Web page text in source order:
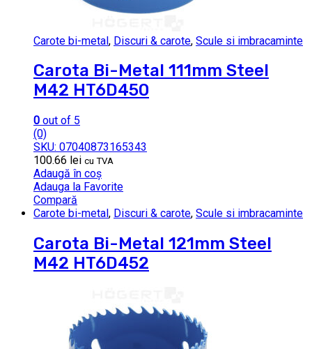
Carote bi-metal, Discuri & carote, Scule si imbracaminte
Carota Bi-Metal 111mm Steel
M42 HT6D450
0 out of 5
(0)
SKU: 07040873165343
100.66 lei cu TVA
Adaugă în coș
Adauga la Favorite
Compară
Carote bi-metal , Discuri & carote, Scule si imbracaminte
Carota Bi-Metal 121mm Steel
M42 HT6D452